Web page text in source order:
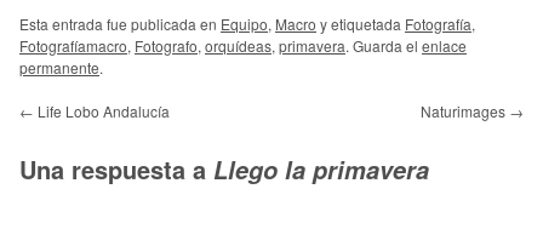
Esta entrada fue publicada en Equipo, Macro y etiquetada Fotografía,
Fotografíamacro, Fotografo, orquídeas, primavera. Guarda el enlace
permanente.
← Life Lobo Andalucía Naturimages →
Una respuesta a Llego la primavera